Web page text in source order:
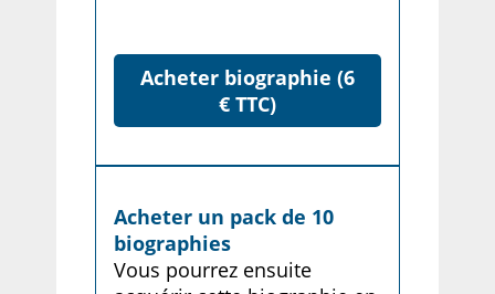
Acheter biographie (6
€ TTC)
Acheter un pack de 10
biographies
Vous pourrez ensuite